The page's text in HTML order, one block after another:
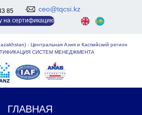
85 ceo@tqcsi.kz
на сертификацию
- Центральная Азия и Каспийский регион
СИСТЕМ МЕНЕДЖМЕНТА
ГЛАВНАЯ